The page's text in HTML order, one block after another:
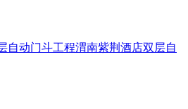
渭南紫荆酒店双层自